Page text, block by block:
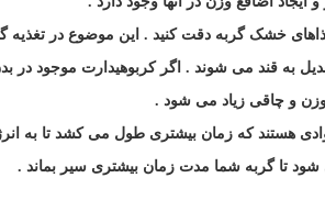
خشک گربه دقت کنید . این موضوع در تغذیه
به قند می شوند . اگر کربوهیدارت موجود
وزن و چاقی زیاد می شود .
هستند که زمان بیشتری طول می کشد تا به
تا گربه شما مدت زمان بیشتری سیر بماند .